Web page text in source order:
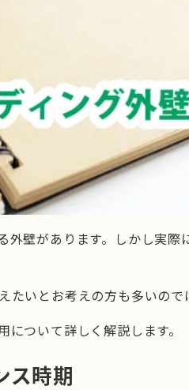
壁があります。しかし実
たいとお考えの方も多いので
ついて詳しく解説します。
ス時期